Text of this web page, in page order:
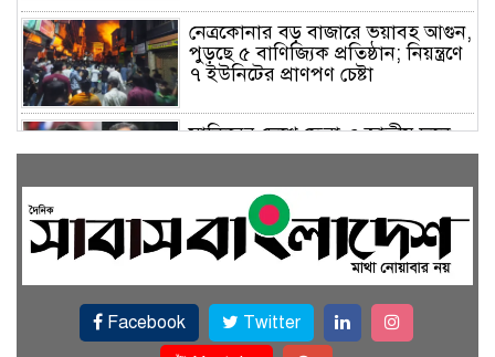
নেত্রকোনার বড় বাজারে ভয়াবহ আগুন,
পুড়ছে ৫ বাণিজ্যিক প্রতিষ্ঠান; নিয়ন্ত্রণে
৭ ইউনিটের প্রাণপণ চেষ্টা
সাকিবের দেশে ফেরা ও জাতীয় দলে
ফেরার সম্ভাবনা নেই, ইঙ্গিত ক্রীড়া
ফেসবুকে যুক্ত হলো বিকাশ, সহজ
হলো ডিজিটাল পেমেন্ট
বৃষ্টি উপেক্ষা করে ‘জুলাই গণঅভ্যুত্থান
Facebook
Twitter